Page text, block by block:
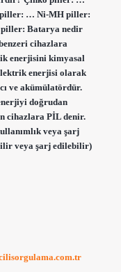
… Ni-MH piller:
Batarya nedir
cihazlara
enerjisini kimyasal
enerjisi olarak
ve akümülatördür.
doğrudan
cihazlara PİL denir.
veya şarj
veya şarj edilebilir)